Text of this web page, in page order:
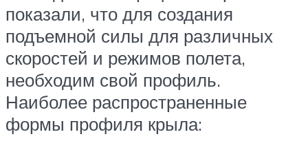
показали, что для создания
подъемной силы для различных
скоростей и режимов полета,
необходим свой профиль.
Наиболее распространенные
формы профиля крыла: